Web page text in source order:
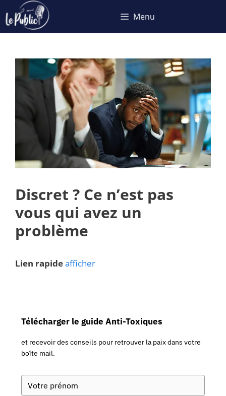
au
contenu
Menu
Discret ? Ce n’est pas
vous qui avez un
problème
Lien rapideafficher
Télécharger le guide Anti-Toxiques
et recevoir des conseils pour retrouver la paix dans votre
boîte mail.